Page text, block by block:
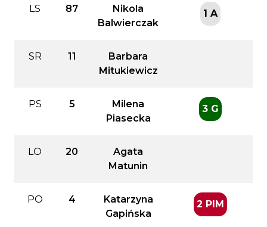
LS 87
Nikola
Balwierczak
1 A
SR 11
Barbara
Mitukiewicz
PS 5
Milena
Piasecka
3 G
LO 20
Agata
Matunin
PO 4
Katarzyna
Gapińska
2 PIM